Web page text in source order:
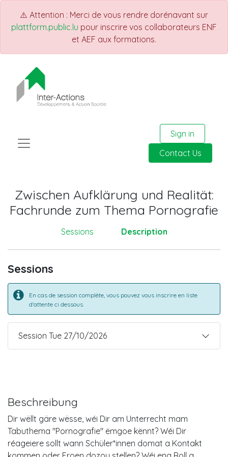
⚠️ Attention : Merci de vous rendre dorénavant sur
plattform.public.lu pour inscrire vos collaborateurs ENF
et AEF aux formations.
Sign in
Contact Us
Zwischen Aufklärung und Realität:
Fachrunde zum Thema Pornografie
Sessions Description
Sessions
En cas de session complète, vous pouvez vous inscrire en liste
d'attente ci dessous.
Session Tue 27/10/2026
Beschreibung
Dir wëllt gäre wësse, wéi Dir am Unterrecht mam
Tabuthema "Pornografie" ëmgoe kënnt? Wéi Dir
réageiere sollt wann Schüler*innen domat a Kontakt